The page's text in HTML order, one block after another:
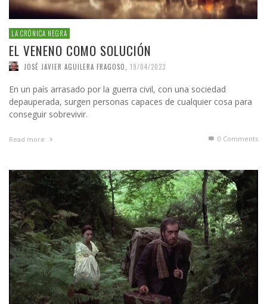
LA CRÓNICA NEGRA
EL VENENO COMO SOLUCIÓN
JOSÉ JAVIER AGUILERA FRAGOSO 19/04/2023
En un país arrasado por la guerra civil, con una sociedad
depauperada, surgen personas capaces de cualquier cosa para
conseguir sobrevivir.
Read more 0 Comments